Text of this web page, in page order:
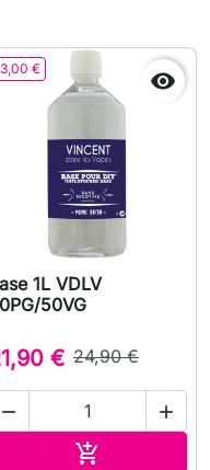
€ 
1L VDLV
50VG
€ 24,90 €
 
